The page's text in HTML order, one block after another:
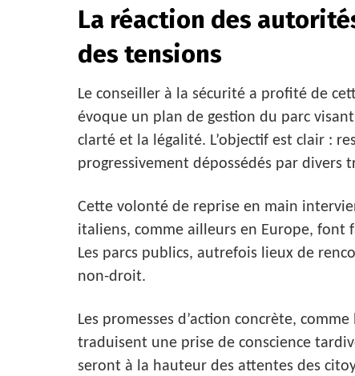
La réaction des
des tensions
Le conseiller à la sécurité a profité de
évoque un plan de gestion du parc
clarté et la légalité. L’objectif est clair :
progressivement dépossédés par divers
Cette volonté de reprise en main
italiens, comme ailleurs en Europe, font
Les parcs publics, autrefois lieux de
non-droit.
Les promesses d’action concrète,
traduisent une prise de conscience
seront à la hauteur des attentes des